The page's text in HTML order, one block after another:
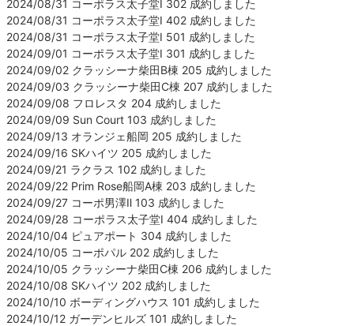
2024/08/31 コーポラス太子堂Ⅰ 302 成約しました
2024/08/31 コーポラス太子堂Ⅰ 402 成約しました
2024/08/31 コーポラス太子堂Ⅰ 501 成約しました
2024/09/01 コーポラス太子堂Ⅰ 301 成約しました
2024/09/02 クラッシーナ柴田B棟 205 成約しました
2024/09/03 クラッシーナ柴田C棟 207 成約しました
2024/09/08 フロレスタ 204 成約しました
2024/09/09 Sun Court 103 成約しました
2024/09/13 オランジェ船岡 205 成約しました
2024/09/16 SKハイツ 205 成約しました
2024/09/21 ラクラス 102 成約しました
2024/09/22 Prim Rose船岡A棟 203 成約しました
2024/09/27 コーポ男澤Ⅱ 103 成約しました
2024/09/28 コーポラス太子堂Ⅰ 404 成約しました
2024/10/04 ピュアポート 304 成約しました
2024/10/05 コーポパル 202 成約しました
2024/10/05 クラッシーナ柴田C棟 206 成約しました
2024/10/08 SKハイツ 202 成約しました
2024/10/10 ボーディングハウス 101 成約しました
2024/10/12 ガーデンヒルズ 101 成約しました